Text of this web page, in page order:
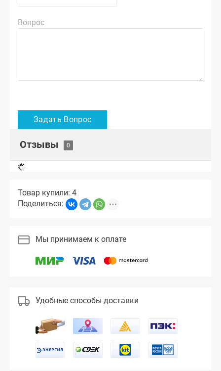
Вопрос
Отзывы
Товар купили: 4
Поделиться:
Мы принимаем к оплате
Удобные способы доставки